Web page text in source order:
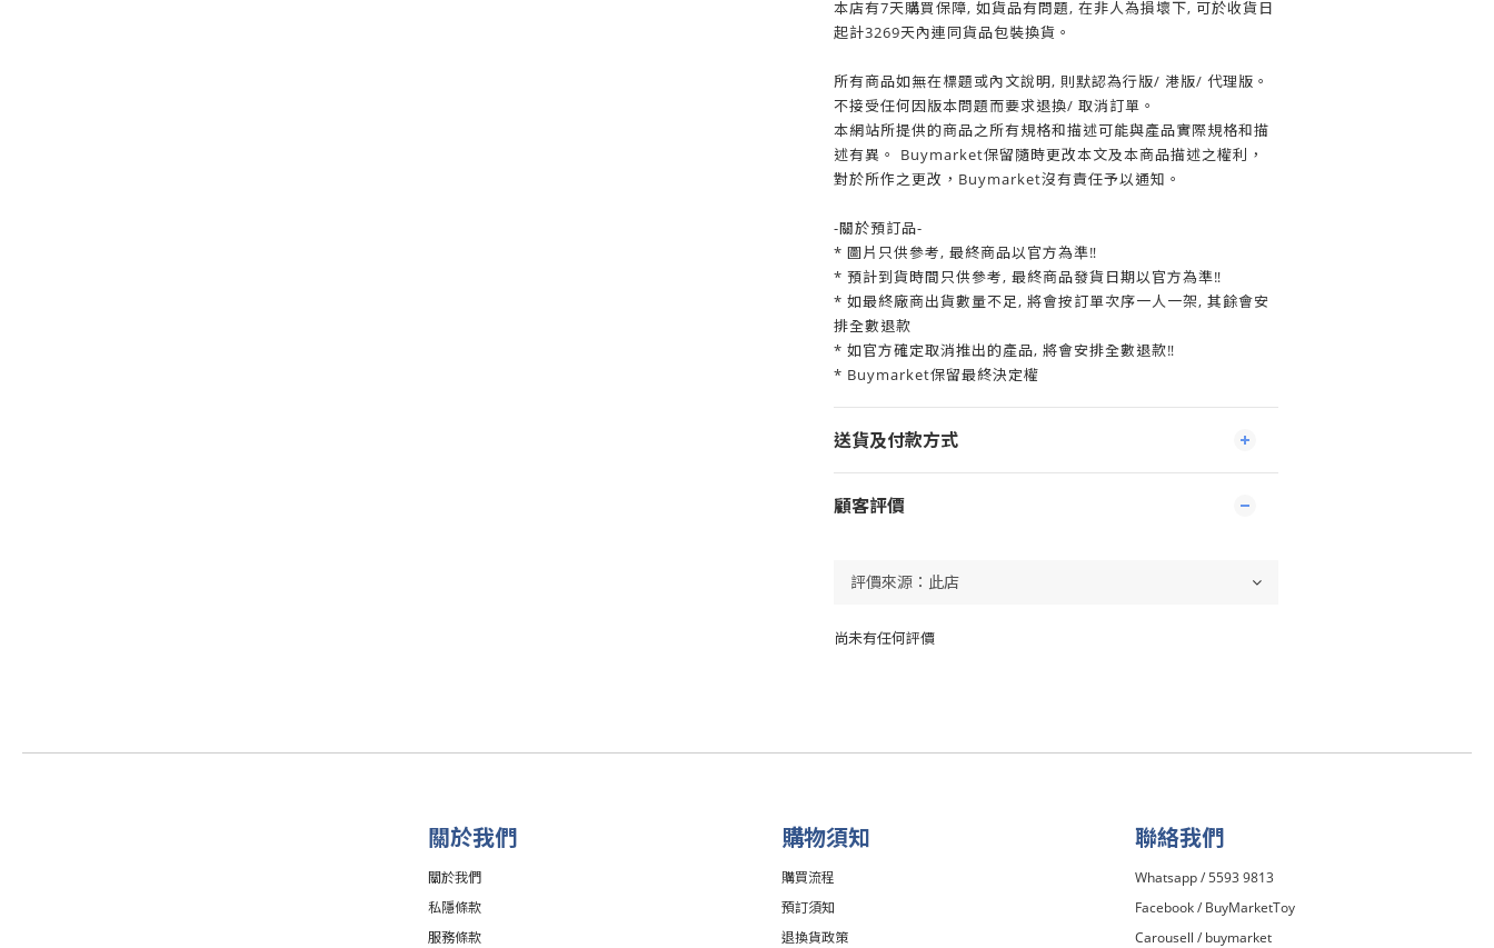
本店有7天購買保障, 如貨品有問題, 在非人為損壞下, 可於收貨日
起計3269天內連同貨品包裝換貨。
所有商品如無在標題或內文說明, 則默認為行版/ 港版/ 代理版。
不接受任何因版本問題而要求退換/ 取消訂單。
本網站所提供的商品之所有規格和描述可能與產品實際規格和描
述有異。 Buymarket保留隨時更改本文及本商品描述之權利，
對於所作之更改，Buymarket沒有責任予以通知。
-關於預訂品-
* 圖片只供參考, 最終商品以官方為準‼
* 預計到貨時間只供參考, 最終商品發貨日期以官方為準‼
* 如最終廠商出貨數量不足, 將會按訂單次序一人一架, 其餘會安
排全數退款
* 如官方確定取消推出的產品, 將會安排全數退款‼
* Buymarket保留最終決定權
送貨及付款方式
顧客評價
尚未有任何評價
關於我們
關於我們
私隱條款
服務條款
購物須知
購買流程
預訂須知
退換貨政策
聯絡我們
Whatsapp / 5593 9813
Facebook / BuyMarketToy
Carousell / buymarket